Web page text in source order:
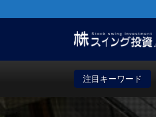
買い時・売り時も徹底
注目キーワード